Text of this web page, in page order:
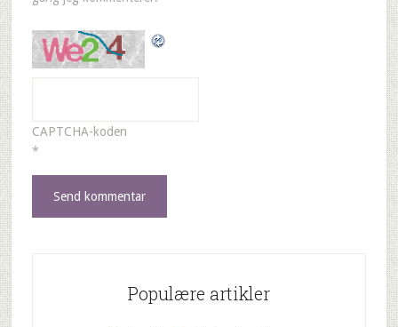
CAPTCHA-koden
*
Populære artikler